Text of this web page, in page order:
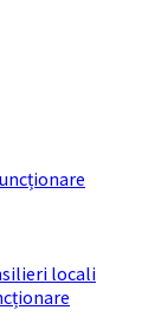
locali